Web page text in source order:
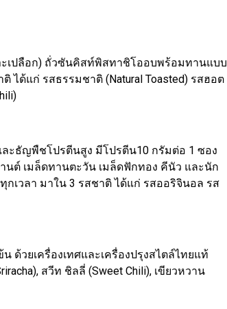
ะเปลือก) ถั่วซันคิสท์พิสทาชิโออบพร้อมทานแบบ
ได้แก่ รสธรรมชาติ (Natural Toasted) รสฮอต
ละธัญพืชโปรตีนสูง มีโปรตีน10 กรัมต่อ 1 ซอง
ต์ เมล็ดทานตะวัน เมล็ดฟักทอง คีนัว และนัก
กเวลา มาใน 3 รสชาติ ได้แก่ รสออริจินอล รส
ด้วยเครื่องเทศและเครื่องปรุงสไตล์ไทยแท้
สวีท ชิลลี่ (Sweet Chili), เขียวหวาน